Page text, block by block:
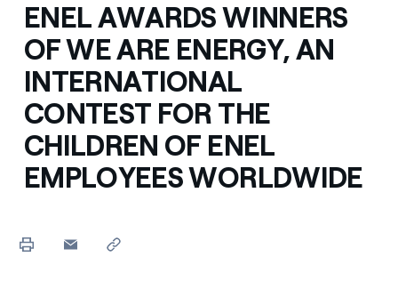
ENEL AWARDS WINNERS
OF WE ARE ENERGY, AN
INTERNATIONAL
CONTEST FOR THE
CHILDREN OF ENEL
EMPLOYEES WORLDWIDE